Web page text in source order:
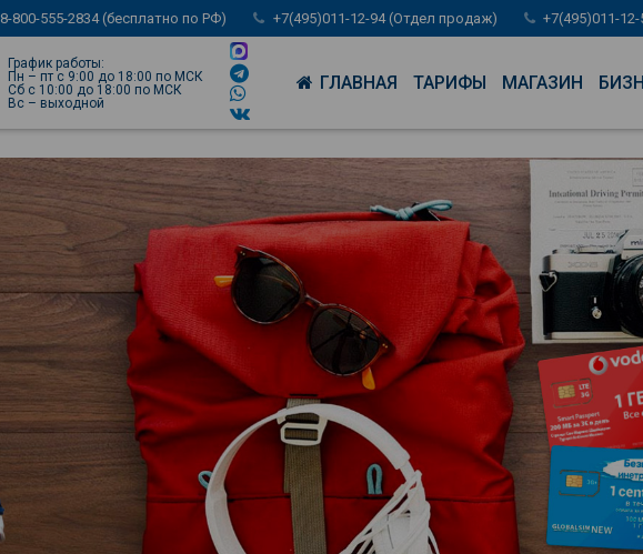
8-800-555-2834 (бесплатно по РФ) +7(495)011-12-94 (Отдел продаж) +7(495)011-
График работы:
Пн – пт с 9:00 до 18:00 по МСК
Сб с 10:00 до 18:00 по МСК
Вс – выходной
ГЛАВНАЯ ТАРИФЫ МАГАЗИН